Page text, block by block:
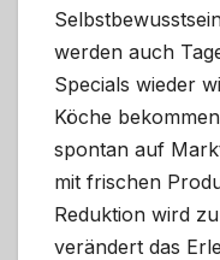
werden auch
Specials wieder
Köche
spontan auf
mit frischen
Reduktion wird
verändert das